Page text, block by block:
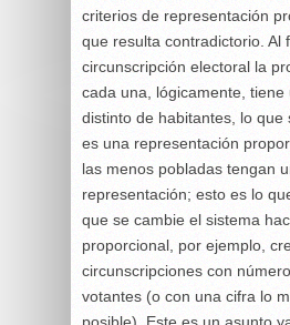
criterios de representación
que resulta contradictorio. Al
circunscripción electoral la
cada una, lógicamente, tiene
distinto de habitantes, lo que
es una representación
las menos pobladas tengan
representación; esto es lo
que se cambie el sistema
proporcional, por ejemplo,
circunscripciones con
votantes (o con una cifra lo